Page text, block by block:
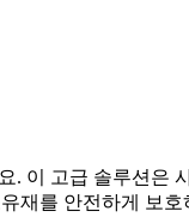
이 고급 솔루션은
재를 안전하게 보